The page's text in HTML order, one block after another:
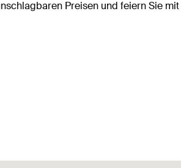
Preisen und feiern Sie